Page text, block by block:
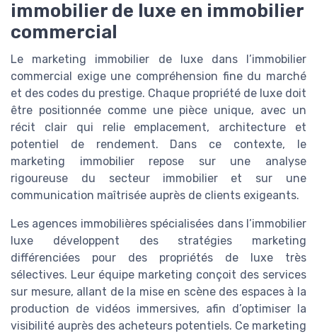
immobilier de luxe en immobilier
commercial
Le marketing immobilier de luxe dans l’immobilier
commercial exige une compréhension fine du marché
et des codes du prestige. Chaque propriété de luxe doit
être positionnée comme une pièce unique, avec un
récit clair qui relie emplacement, architecture et
potentiel de rendement. Dans ce contexte, le
marketing immobilier repose sur une analyse
rigoureuse du secteur immobilier et sur une
communication maîtrisée auprès de clients exigeants.
Les agences immobilières spécialisées dans l’immobilier
luxe développent des stratégies marketing
différenciées pour des propriétés de luxe très
sélectives. Leur équipe marketing conçoit des services
sur mesure, allant de la mise en scène des espaces à la
production de vidéos immersives, afin d’optimiser la
visibilité auprès des acheteurs potentiels. Ce marketing